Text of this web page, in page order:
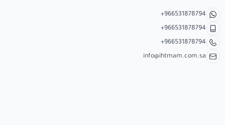
+966531878794
+966531878794
+966531878794
info@ihtmam.com.sa